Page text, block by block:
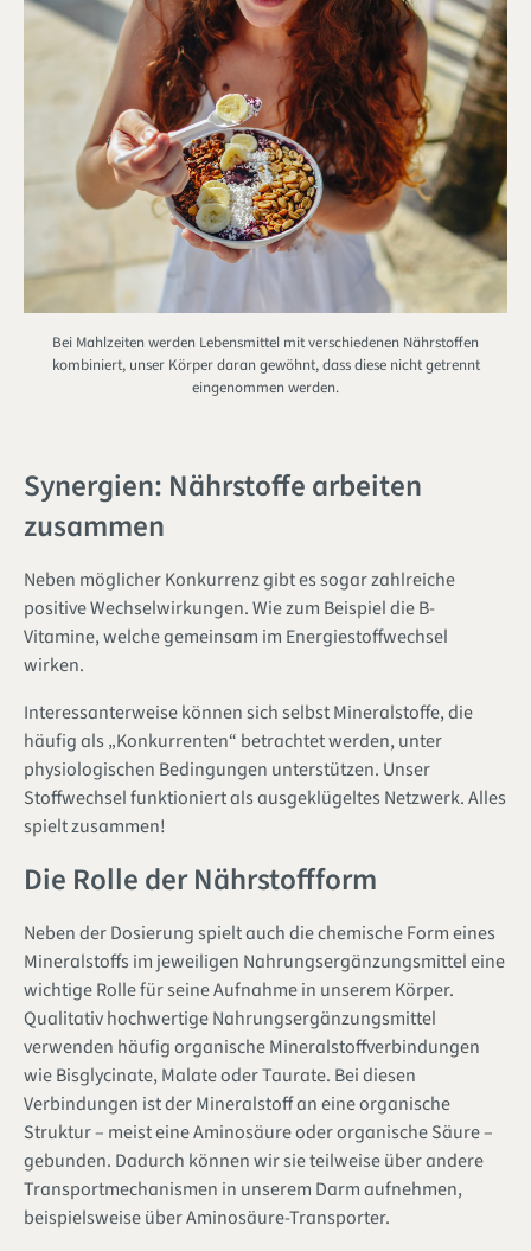
Bei Mahlzeiten werden Lebensmittel mit verschiedenen Nährstoffen
kombiniert, unser Körper daran gewöhnt, dass diese nicht getrennt
eingenommen werden.
Synergien: Nährstoffe arbeiten
zusammen
Neben möglicher Konkurrenz gibt es sogar zahlreiche
positive Wechselwirkungen. Wie zum Beispiel die B-
Vitamine, welche gemeinsam im Energiestoffwechsel
wirken.
Interessanterweise können sich selbst Mineralstoffe, die
häufig als „Konkurrenten“ betrachtet werden, unter
physiologischen Bedingungen unterstützen. Unser
Stoffwechsel funktioniert als ausgeklügeltes Netzwerk. Alles
spielt zusammen!
Die Rolle der Nährstoffform
Neben der Dosierung spielt auch die chemische Form eines
Mineralstoffs im jeweiligen Nahrungsergänzungsmittel eine
wichtige Rolle für seine Aufnahme in unserem Körper.
Qualitativ hochwertige Nahrungsergänzungsmittel
verwenden häufig organische Mineralstoffverbindungen
wie Bisglycinate, Malate oder Taurate. Bei diesen
Verbindungen ist der Mineralstoff an eine organische
Struktur – meist eine Aminosäure oder organische Säure –
gebunden. Dadurch können wir sie teilweise über andere
Transportmechanismen in unserem Darm aufnehmen,
beispielsweise über Aminosäure-Transporter.